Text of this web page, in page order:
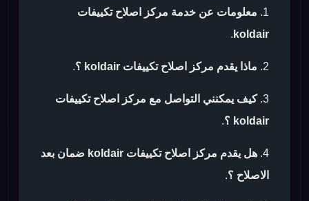
معلومات عن خدمة مركز اصلاح تكييفات
koldair
.
ماذا يقدم مركز اصلاح تكييفات koldair ؟ .
كيف يمكنني التواصل مع مركز اصلاح تكييفات
koldair ؟
.
هل يقدم مركز اصلاح تكييفات koldair ضمان بعد
الاصلاح ؟.